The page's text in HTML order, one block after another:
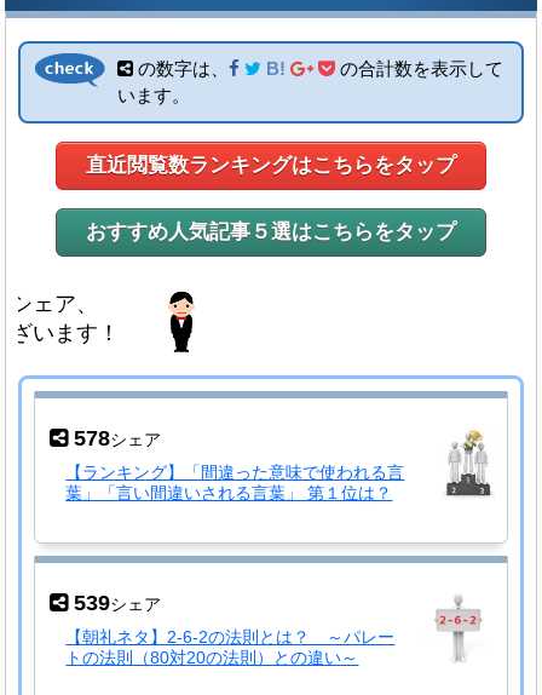
の数字は、 B!
の合計数を表示して
います。
直近閲覧数ランキングはこちらをタップ
おすすめ人気記事５選はこちらをタップ
！
578シェア
【ランキング】「間違った意味で使われる言
葉」「言い間違いされる言葉」 第１位は？
539シェア
【朝礼ネタ】2-6-2の法則とは？ ～パレー
トの法則（80対20の法則）との違い～